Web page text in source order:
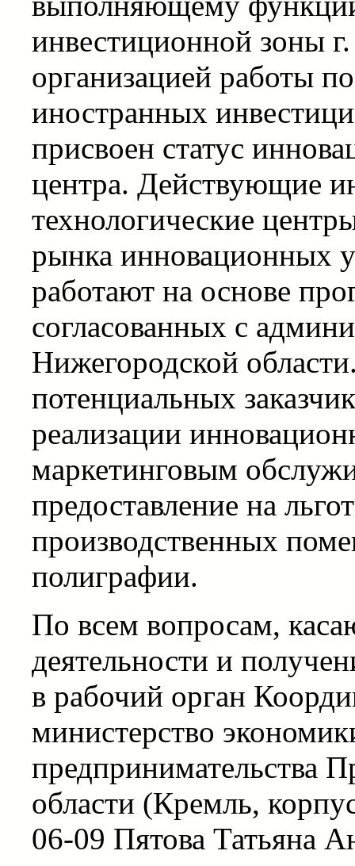
инвестиционной зоны
организацией работы
иностранных
присвоен статус
центра. Действующие
технологические
рынка инновационных
работают на основе
согласованных с
Нижегородской
потенциальных
реализации
маркетинговым
предоставление на
производственных
полиграфии.
По всем вопросам,
деятельности и
в рабочий орган
министерство
предпринимательства
области (Кремль,
06-09 Пятова Татьяна